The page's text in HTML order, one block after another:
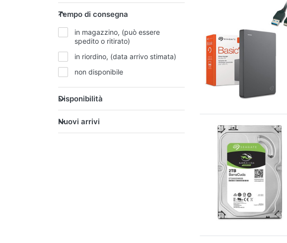
WORKSTATION
Tempo di consegna
in magazzino, (può essere
spedito o ritirato)
in riordino, (data arrivo stimata)
non disponibile
Disponibilità
Nuovi arrivi